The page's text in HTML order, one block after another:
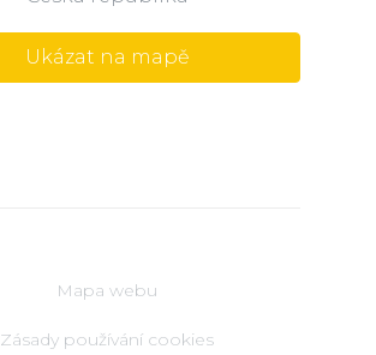
Ukázat na mapě
Mapa webu
Zásady používání cookies